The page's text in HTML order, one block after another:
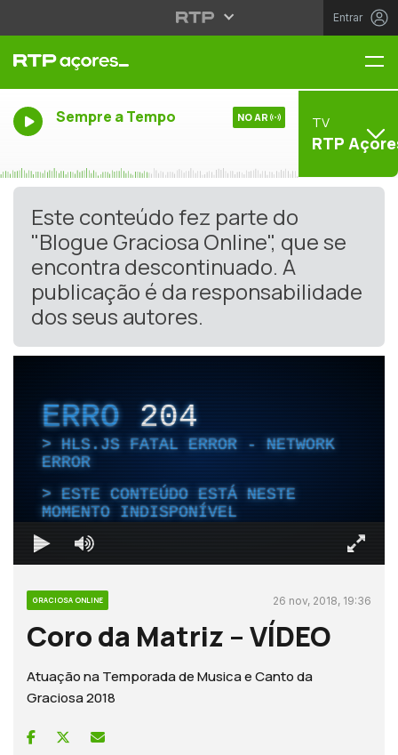
Entrar
Sempre a Tempo NO AR TV
RTP
Este conteúdo fez parte do
"Blogue Graciosa Online", que se
encontra descontinuado. A
publicação é da responsabilidade
dos seus autores.
ERRO204
HLS.JS FATAL ERROR - NETWORK
ERROR
ESTE CONTEÚDO ESTÁ NESTE
MOMENTO INDISPONÍVEL
GRACIOSA ONLINE 26 nov, 2018, 19:36
Coro da Matriz – VÍDEO
Atuação na Temporada de Musica e Canto da
Graciosa 2018